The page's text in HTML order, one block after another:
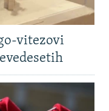
vitezovi